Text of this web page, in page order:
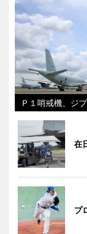
Ｐ１哨戒機、ジ
在
プ